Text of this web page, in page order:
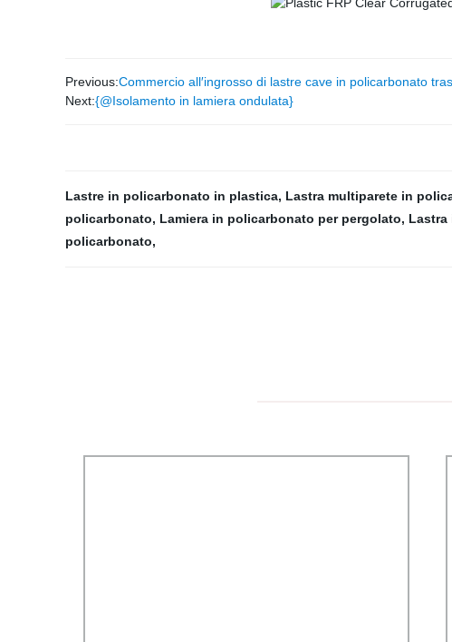
Previous:Commercio all′ingrosso di lastre cave in policarbonato
Next:{@Isolamento in lamiera ondulata}
Lastre in policarbonato in plastica, Lastra multiparete in
policarbonato, Lamiera in policarbonato per pergolato, Lastra
policarbonato,